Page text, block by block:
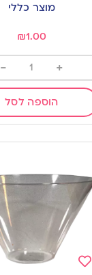
מוצר כללי
₪1.00
+
-
הוספה לסל